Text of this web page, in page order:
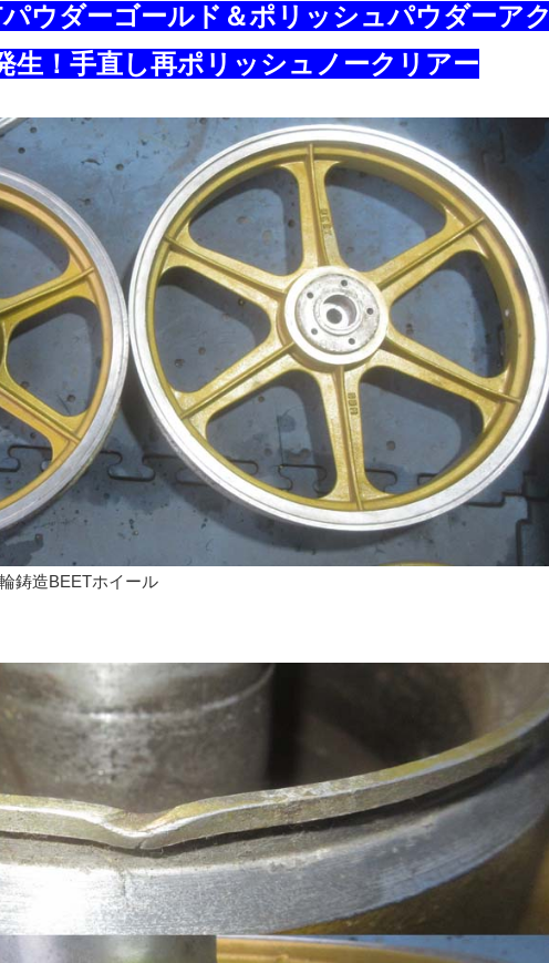
ウダーゴールド＆ポリッシュパウダーアク
生！手直し再ポリッシュノークリアー
鋳造BEETホイール